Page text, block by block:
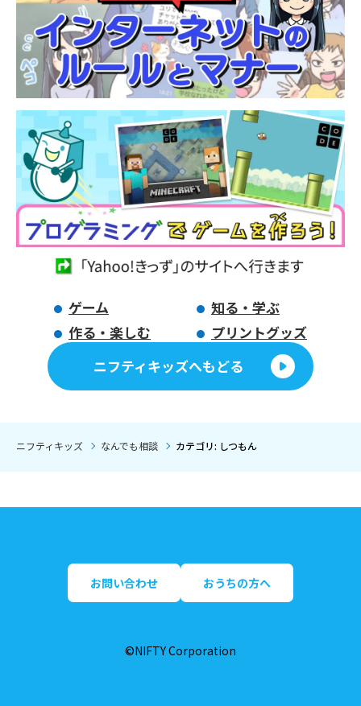
ゲーム
知る・学ぶ
作る・楽しむ
プリントグッズ
ニフティキッズへもどる
ニフティキッズ なんでも相談 カテゴリ: しつもん
お問い合わせ おうちの方へ
©NIFTY Corporation